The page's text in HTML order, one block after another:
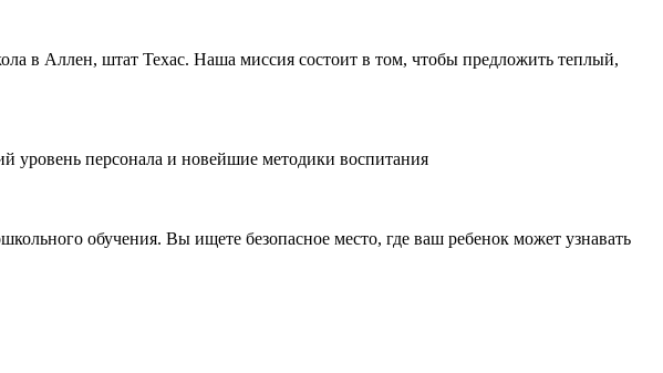
в Аллен, штат Техас. Наша миссия состоит в том, чтобы предложить теплый,
уровень персонала и новейшие методики воспитания
обучения. Вы ищете безопасное место, где ваш ребенок может узнавать